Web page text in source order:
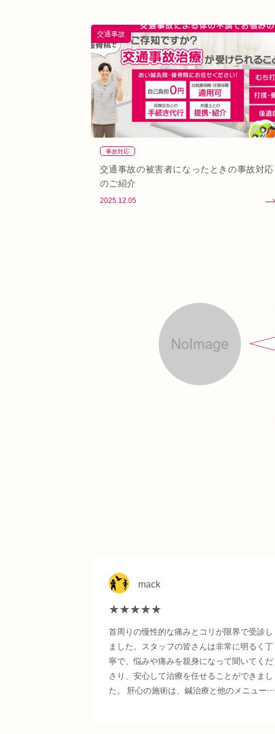
交通事故
事故対応
交通事故の被害者になったときの事故対応
のご紹介
2025.12.05
mack
★★★★★
首周りの慢性的な痛みとコリが限界で受診し
ました。スタッフの皆さんは非常に明るく丁
寧で、悩みや痛みを親身になって聞いてくだ
さり、安心して治療を任せることができまし
た。 肝心の施術は、鍼治療と他のメニューを